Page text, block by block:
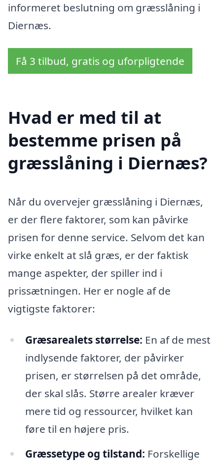
informeret beslutning om græsslåning i
Diernæs.
Få 3 tilbud, gratis og uforpligtende
Hvad er med til at
bestemme prisen på
græsslåning i Diernæs?
Når du overvejer græsslåning i Diernæs,
er der flere faktorer, som kan påvirke
prisen for denne service. Selvom det kan
virke enkelt at slå græs, er der faktisk
mange aspekter, der spiller ind i
prissætningen. Her er nogle af de
vigtigste faktorer:
Græsarealets størrelse: En af de mest
indlysende faktorer, der påvirker
prisen, er størrelsen på det område,
der skal slås. Større arealer kræver
mere tid og ressourcer, hvilket kan
føre til en højere pris.
Græssetype og tilstand: Forskellige